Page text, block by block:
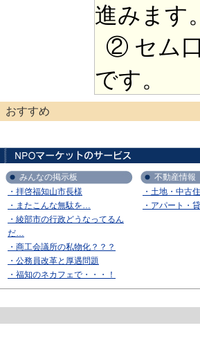
進みます。
② セム
です。
おすすめ
みんなの掲示板
・拝啓福知山市長様
・またこんな無駄を…
・綾部市の行政どうなってるん
だ…
・商工会議所の私物化？？？
・公務員改革と厚遇問題
・福知のネカフェで・・・！
不動産情報
・土地・中古
・アパート・